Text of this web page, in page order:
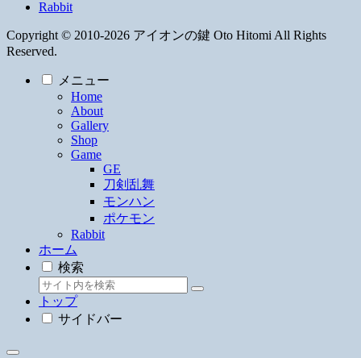
Rabbit
Copyright © 2010-2026 アイオンの鍵 Oto Hitomi All Rights
Reserved.
メニュー
Home
About
Gallery
Shop
Game
GE
刀剣乱舞
モンハン
ポケモン
Rabbit
ホーム
検索
トップ
サイドバー